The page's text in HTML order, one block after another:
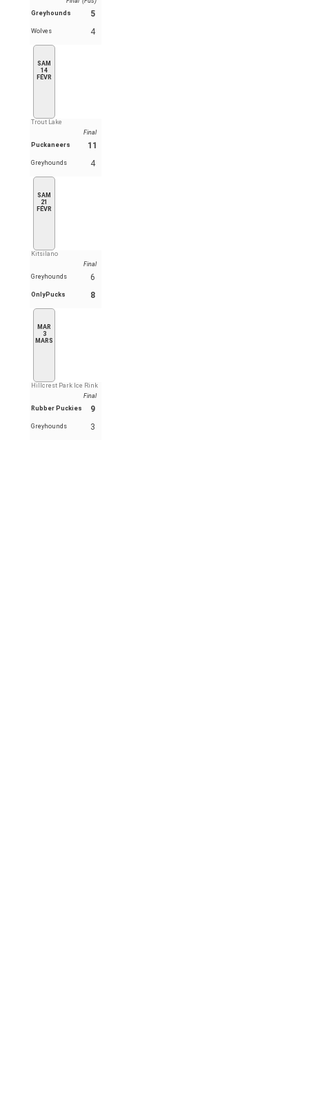
Greyhounds
5
Wolves 4
SAM
14
FÉVR
Trout Lake
Final
Puckaneers
11
Greyhounds 4
SAM
21
FÉVR
Kitsilano
Final
Greyhounds
6
OnlyPucks 8
MAR
3
MARS
Hillcrest Park Ice Rink
Final
Rubber Puckies
9
Greyhounds 3